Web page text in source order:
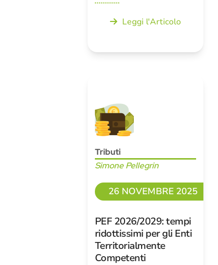
Leggi l'Articolo
Tributi
Simone Pellegrin
26 NOVEMBRE 2025
PEF 2026/2029: tempi
ridottissimi per gli Enti
Territorialmente
Competenti